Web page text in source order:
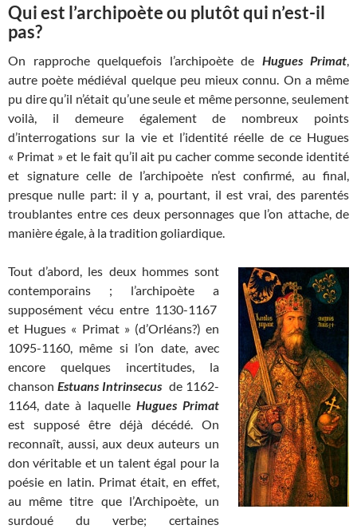
Qui est l’archipoète ou plutôt qui n’est-il
pas?
On rapproche quelquefois l’archipoète de Hugues Primat,
autre poète médiéval quelque peu mieux connu. On a même
pu dire qu’il n’était qu’une seule et même personne, seulement
voilà, il demeure également de nombreux points
d’interrogations sur la vie et l’identité réelle de ce Hugues
« Primat » et le fait qu’il ait pu cacher comme seconde identité
et signature celle de l’archipoète n’est confirmé, au final,
presque nulle part: il y a, pourtant, il est vrai, des parentés
troublantes entre ces deux personnages que l’on attache, de
manière égale, à la tradition goliardique.
Tout d’abord, les deux hommes sont
contemporains ; l’archipoète a
supposément vécu entre 1130-1167
et Hugues « Primat » (d’Orléans?) en
1095-1160, même si l’on date, avec
encore quelques incertitudes, la
chansonEstuans Intrinsecus de 1162-
1164, date à laquelle Hugues Primat
est supposé être déjà décédé. On
reconnaît, aussi, aux deux auteurs un
don véritable et un talent égal pour la
poésie en latin. Primat était, en effet,
au même titre que l’Archipoète, un
surdoué du verbe; certaines